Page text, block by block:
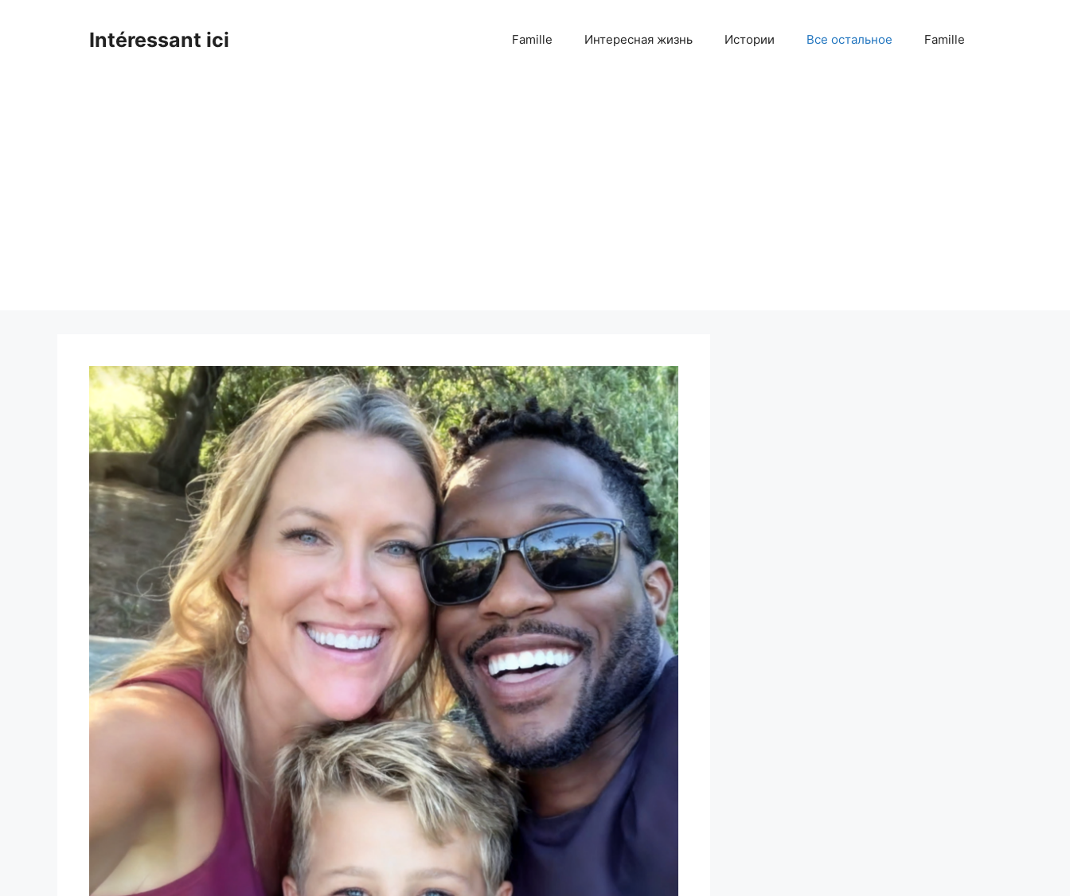
Intéressant ici Famille Интересная жизнь Истории Все остальное Famille